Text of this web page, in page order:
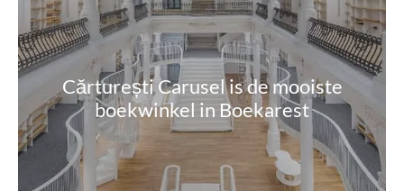
Cărturești Carusel is de mooiste
boekwinkel in Boekarest